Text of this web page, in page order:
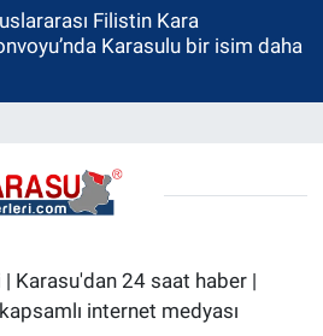
Filistin Kara
Karasulu bir isim daha
Karasu'dan 24 saat haber |
internet medyası